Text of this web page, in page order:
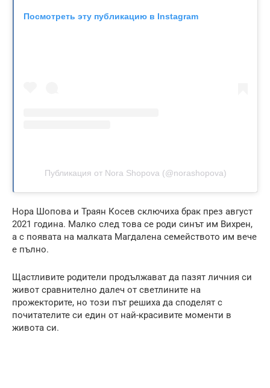
Посмотреть эту публикацию в Instagram
Публикация от Nora Shopova (@norashopova)
Нора Шопова и Траян Косев сключиха брак през август
2021 година. Малко след това се роди синът им Вихрен,
а с появата на малката Магдалена семейството им вече
е пълно.
Щастливите родители продължават да пазят личния си
живот сравнително далеч от светлините на
прожекторите, но този път решиха да споделят с
почитателите си един от най-красивите моменти в
живота си.